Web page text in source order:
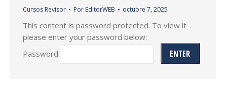
Cursos Revisor Por EditorWEB octubre 7, 2025
This content is password protected. To view it
please enter your password below:
Password: